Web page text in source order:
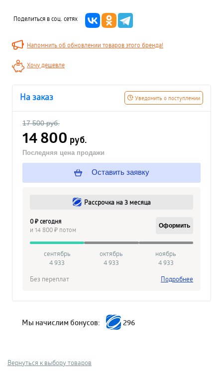
Поделиться в соц. сетях
Напомнить об обновлении товаров этого бренда!
Хочу дешевле
Уведомить о поступлении
На заказ
17 500 руб.
14 800 руб.
Последняя цена продажи
Оставить заявку
Рассрочка на 3 месяца
0 ₽ сегодня
и 14 800 ₽ потом
Оформить
сентябрь
4 933
октябрь
4 933
ноябрь
4 933
Без переплат
Подробнее
Мы начислим бонусов: 296
Вернуться к выбору товаров